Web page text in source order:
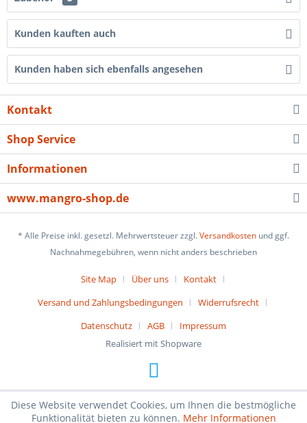
Kunden kauften auch
Kunden haben sich ebenfalls angesehen
Kontakt
Shop Service
Informationen
www.mangro-shop.de
* Alle Preise inkl. gesetzl. Mehrwertsteuer zzgl.Versandkosten und ggf.
Nachnahmegebühren, wenn nicht anders beschrieben
Site Map Über uns
Kontakt
Versand und Zahlungsbedingungen
Widerrufsrecht
Datenschutz
AGB
Impressum
Realisiert mit Shopware
Diese Website verwendet Cookies, um Ihnen die bestmögliche
Funktionalität bieten zu können. Mehr Informationen